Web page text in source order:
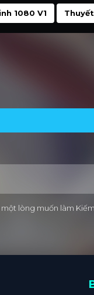
1080 V1
lòng muốn làm